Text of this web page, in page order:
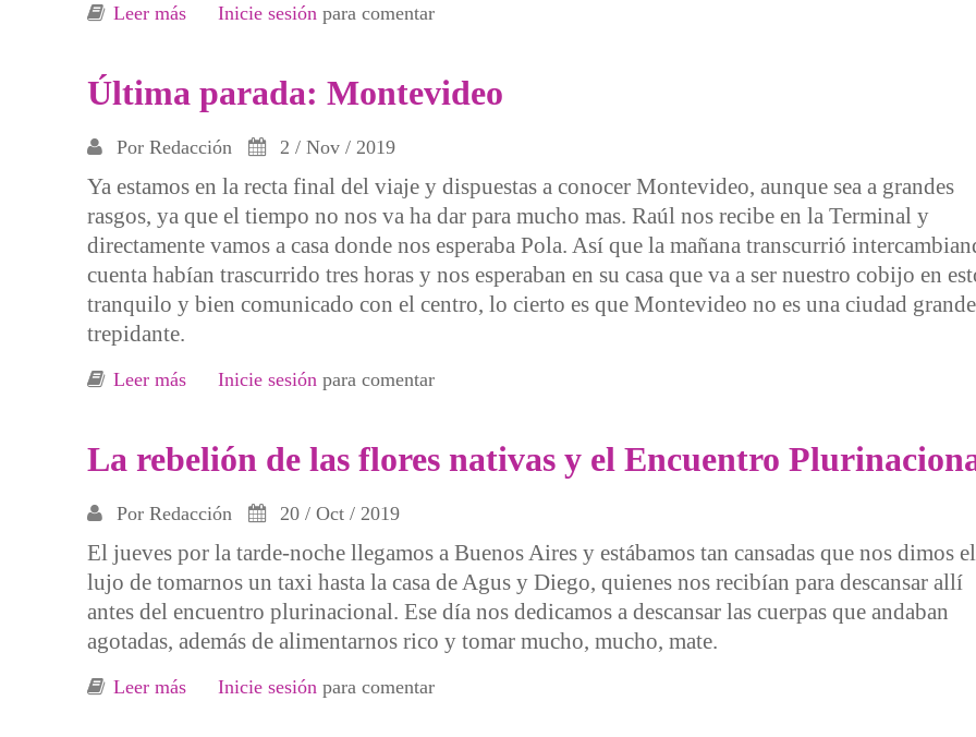
Leer más sobre Las elecciones en Argentina
Inicie sesiónpara comentar
Última parada: Montevideo
Por Redacción 2 / Nov / 2019
Ya estamos en la recta final del viaje y dispuestas a conocer Montevideo, aunque sea a grandes
rasgos, ya que el tiempo no nos va ha dar para mucho mas. Raúl nos recibe en la Terminal y
directamente vamos a casa donde nos esperaba Pola. Así que la mañana transcurrió
cuenta habían trascurrido tres horas y nos esperaban en su casa que va a ser nuestro cobijo en
tranquilo y bien comunicado con el centro, lo cierto es que Montevideo no es una ciudad
trepidante.
Leer más sobre Última parada: Montevideo
Inicie sesiónpara comentar
La rebelión de las flores nativas y el Encuentro
Por Redacción 20 / Oct / 2019
El jueves por la tarde-noche llegamos a Buenos Aires y estábamos tan cansadas que nos dimos el
lujo de tomarnos un taxi hasta la casa de Agus y Diego, quienes nos recibían para descansar allí
antes del encuentro plurinacional. Ese día nos dedicamos a descansar las cuerpas que andaban
agotadas, además de alimentarnos rico y tomar mucho, mucho, mate.
Leer más sobre La rebelión de las flores nativas y el Encuentro Plurinacional
Inicie sesión para comentar